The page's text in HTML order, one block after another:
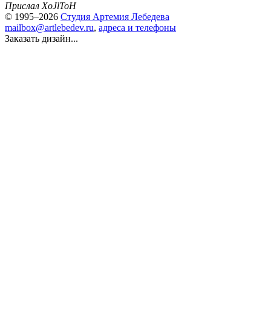
Прислал XoJlToH
© 1995–2026 Студия Артемия Лебедева
mailbox@artlebedev.ru, адреса и телефоны
Заказать дизайн...